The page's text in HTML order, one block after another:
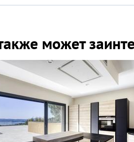
может